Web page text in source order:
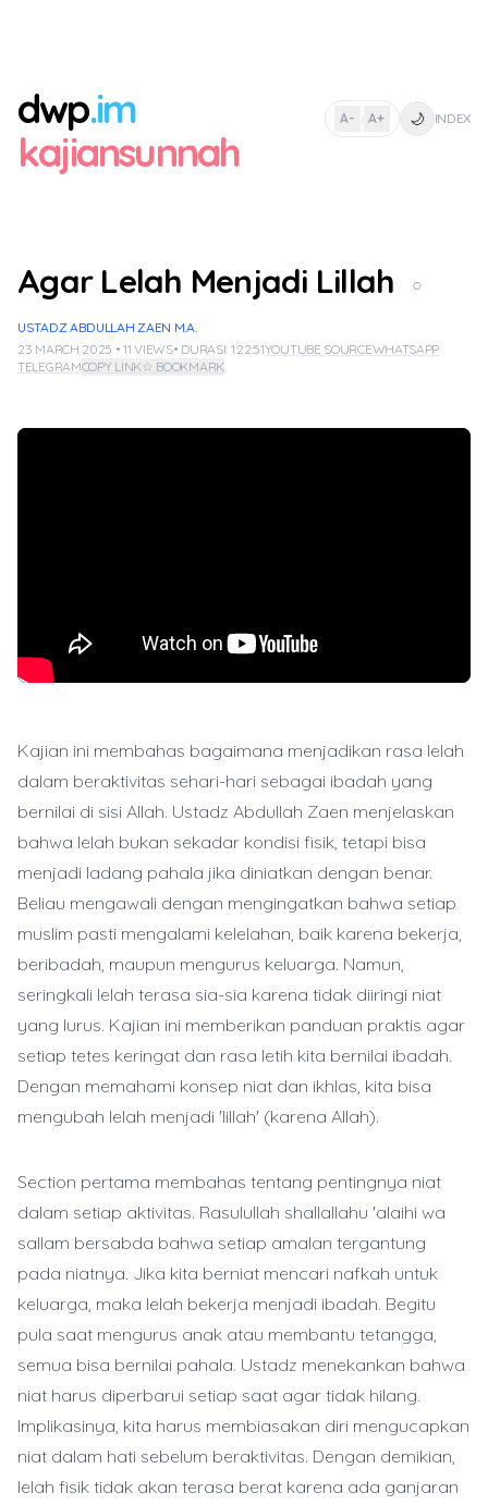
dwp.im
kajiansunnah
A- | A+ 🌙 INDEX
Agar Lelah Menjadi Lillah ○
USTADZ ABDULLAH ZAEN M.A.
23 MARCH 2025 • 11 VIEWS• DURASI: 1:22:51YOUTUBE SOURCEWHATSAPP
TELEGRAMCOPY LINK☆ BOOKMARK
Kajian ini membahas bagaimana menjadikan rasa lelah
dalam beraktivitas sehari-hari sebagai ibadah yang
bernilai di sisi Allah. Ustadz Abdullah Zaen menjelaskan
bahwa lelah bukan sekadar kondisi fisik, tetapi bisa
menjadi ladang pahala jika diniatkan dengan benar.
Beliau mengawali dengan mengingatkan bahwa setiap
muslim pasti mengalami kelelahan, baik karena bekerja,
beribadah, maupun mengurus keluarga. Namun,
seringkali lelah terasa sia-sia karena tidak diiringi niat
yang lurus. Kajian ini memberikan panduan praktis agar
setiap tetes keringat dan rasa letih kita bernilai ibadah.
Dengan memahami konsep niat dan ikhlas, kita bisa
mengubah lelah menjadi 'lillah' (karena Allah).
Section pertama membahas tentang pentingnya niat
dalam setiap aktivitas. Rasulullah shallallahu 'alaihi wa
sallam bersabda bahwa setiap amalan tergantung
pada niatnya. Jika kita berniat mencari nafkah untuk
keluarga, maka lelah bekerja menjadi ibadah. Begitu
pula saat mengurus anak atau membantu tetangga,
semua bisa bernilai pahala. Ustadz menekankan bahwa
niat harus diperbarui setiap saat agar tidak hilang.
Implikasinya, kita harus membiasakan diri mengucapkan
niat dalam hati sebelum beraktivitas. Dengan demikian,
lelah fisik tidak akan terasa berat karena ada ganjaran